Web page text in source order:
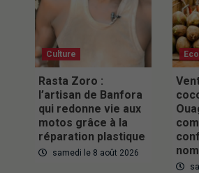
Culture
Rasta Zoro :
l’artisan de Banfora
qui redonne vie aux
motos grâce à la
réparation plastique
samedi le 8 août 2026